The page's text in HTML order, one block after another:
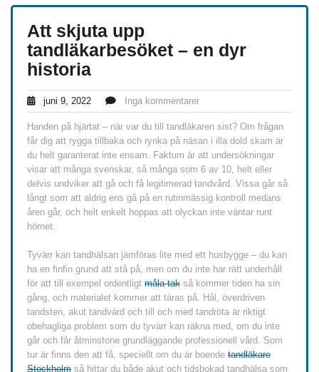
Att skjuta upp
tandläkarbesöket – en dyr
historia
juni 9, 2022 Inga kommentarer
Handen på hjärtat – när var du till tandläkaren sist? Om frågan
får dig att rygga tillbaka och rynka på näsan i illa dold skam är
du helt garanterat inte ensam. Faktum är att undersökningar
visar att många svenskar, så många som 6 av 10, helt eller
delvis undviker att gå och få legitimerad tandvård. Vissa går så
långt som att aldrig ens gå på en rutinmässig kontroll medans
åren går, och helt enkelt hoppas att olyckan inte väntar runt
hörnet.
Tyvärr kan tandhälsan jämföras lite med ett husbygge – du kan
ha en finfin grund att stå på, men om du inte har rätt underhåll
för att till exempel ordentligt måla tak så kommer tiden ha sin
gång, och materialet kommer att täras på. Hål, överdriven
tandsten, akut tandvärd och till och med tandröta är riktigt
obehagliga problem som du tyvärr kan räkna med, om du inte
går och får åtminstone grundläggande professionell vård. Som
tur är finns den att få, speciellt om du är boende tandläkare
Stockholm så hittar du både akut och tidsbokad tandhälsa som